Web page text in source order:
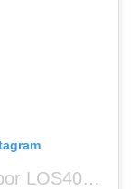
Una publicación compartida por LOS40 Panamá (@los40panama)